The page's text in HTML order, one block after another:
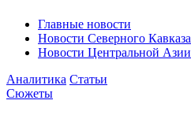
Главные новости
Новости Северного Кавказа
Новости Центральной Азии
Аналитика Статьи
Сюжеты